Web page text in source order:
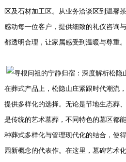
区及石材加工区。从业务洽谈区到温馨
感动每一位客户，提供细致的礼仪咨询
都透明合理，让家属感受到温暖与尊重。
在葬式产品上，松隐山庄紧跟时代潮流
提供多样化的选择。无论是节地生态葬
是传统的艺术墓葬，不同特色的墓区都
种葬式多样化与管理现代化的结合，使
园新概念的代表作。在这里，墓碑艺术